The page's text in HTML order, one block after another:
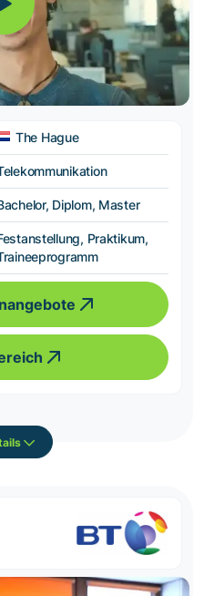
The Hague
Diplom, Master
Praktikum,